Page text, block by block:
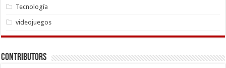
Tecnología
videojuegos
Contributors